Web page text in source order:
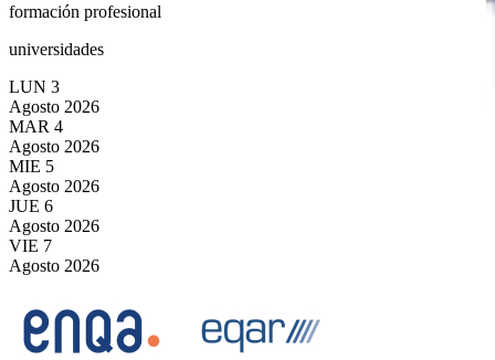
formación profesional
universidades
LUN 3
Agosto 2026
MAR 4
Agosto 2026
MIE 5
Agosto 2026
JUE 6
Agosto 2026
VIE 7
Agosto 2026